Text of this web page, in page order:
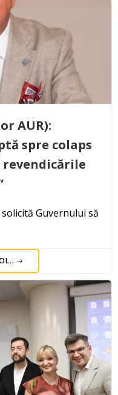
AUR):
spre colaps
revendicările
Guvernului să